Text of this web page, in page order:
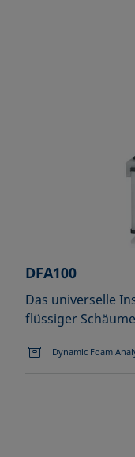
DFA100
Das universelle
flüssiger Schäume
Dynamic Foam